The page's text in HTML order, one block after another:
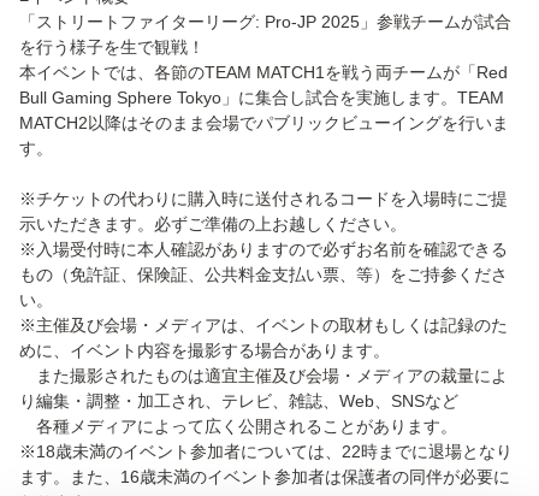
「ストリートファイターリーグ: Pro-JP 2025」参戦チームが試合
を行う様子を生で観戦！
本イベントでは、各節のTEAM MATCH1を戦う両チームが「Red
Bull Gaming Sphere Tokyo」に集合し試合を実施します。TEAM
MATCH2以降はそのまま会場でパブリックビューイングを行いま
す。
※チケットの代わりに購入時に送付されるコードを入場時にご提
示いただきます。必ずご準備の上お越しください。
※入場受付時に本人確認がありますので必ずお名前を確認できる
もの（免許証、保険証、公共料金支払い票、等）をご持参くださ
い。
※主催及び会場・メディアは、イベントの取材もしくは記録のた
めに、イベント内容を撮影する場合があります。
また撮影されたものは適宜主催及び会場・メディアの裁量によ
り編集・調整・加工され、テレビ、雑誌、Web、SNSなど
各種メディアによって広く公開されることがあります。
※18歳未満のイベント参加者については、22時までに退場となり
ます。また、16歳未満のイベント参加者は保護者の同伴が必要に